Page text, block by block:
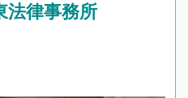
法律事務所